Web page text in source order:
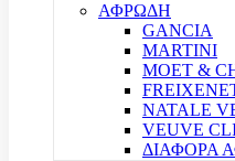
ΑΦΡΩΔΗ
GANCIA
MARTINI
MOET &
NATALE
VEUVE
ΔΙΑΦΟΡΑ